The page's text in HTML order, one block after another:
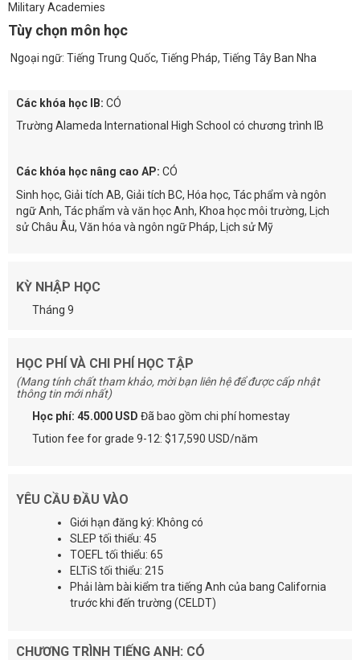
Military Academies
Tùy chọn môn học
Ngoại ngữ: Tiếng Trung Quốc, Tiếng Pháp, Tiếng Tây Ban Nha
Các khóa học IB: CÓ
Trường Alameda International High School có chương trình IB
Các khóa học nâng cao AP: CÓ
Sinh học, Giải tích AB, Giải tích BC, Hóa học, Tác phẩm và ngôn
ngữ Anh, Tác phẩm và văn học Anh, Khoa học môi trường, Lịch
sử Châu Âu, Văn hóa và ngôn ngữ Pháp, Lịch sử Mỹ
KỲ NHẬP HỌC
Tháng 9
HỌC PHÍ VÀ CHI PHÍ HỌC TẬP
(Mang tính chất tham khảo, mời bạn liên hệ để được cấp nhật
thông tin mới nhất)
Học phí: 45.000 USD Đã bao gồm chi phí homestay
Tution fee for grade 9-12: $17,590 USD/năm
YÊU CẦU ĐẦU VÀO
Giới hạn đăng ký: Không có
SLEP tối thiểu: 45
TOEFL tối thiểu: 65
ELTiS tối thiểu: 215
Phải làm bài kiểm tra tiếng Anh của bang California
trước khi đến trường (CELDT)
CHƯƠNG TRÌNH TIẾNG ANH: CÓ